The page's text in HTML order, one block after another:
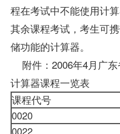
程在考试中不能使用计
其余课程考试，考生可
储功能的计算器。
附件：2006年4月广
计算器课程一览表
课程代号
0020
0022